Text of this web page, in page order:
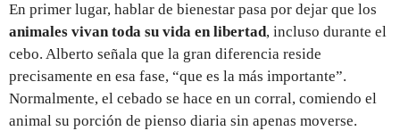
En primer lugar, hablar de bienestar pasa por dejar que los
animales vivan toda su vida en libertad, incluso durante el
cebo. Alberto señala que la gran diferencia reside
precisamente en esa fase, “que es la más importante”.
Normalmente, el cebado se hace en un corral, comiendo el
animal su porción de pienso diaria sin apenas moverse.